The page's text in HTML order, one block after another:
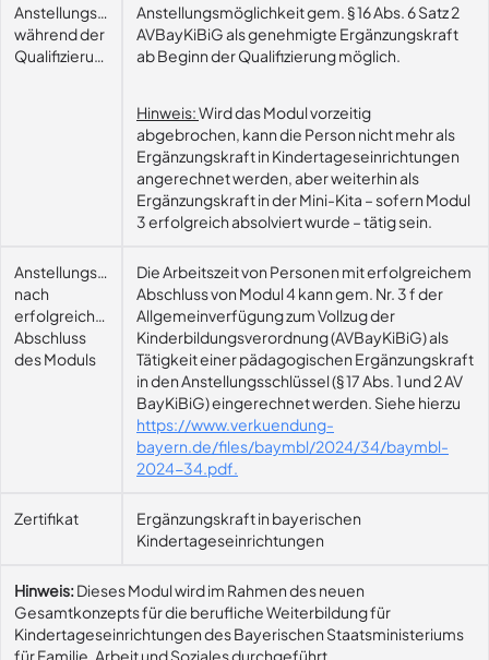
Anstellungsmöglichkeit
während der
Qualifizierung
Anstellungsmöglichkeit gem. § 16 Abs. 6 Satz 2
AVBayKiBiG als genehmigte Ergänzungskraft
ab Beginn der Qualifizierung möglich.
Hinweis:Wird das Modul vorzeitig
abgebrochen, kann die Person nicht mehr als
Ergänzungskraft in Kindertageseinrichtungen
angerechnet werden, aber weiterhin als
Ergänzungskraft in der Mini-Kita – sofern Modul
3 erfolgreich absolviert wurde – tätig sein.
Anstellungsmöglichkeit
nach
erfolgreichem
Abschluss
des Moduls
Die Arbeitszeit von Personen mit erfolgreichem
Abschluss von Modul 4 kann gem. Nr. 3 f der
Allgemeinverfügung zum Vollzug der
Kinderbildungsverordnung (AVBayKiBiG) als
Tätigkeit einer pädagogischen Ergänzungskraft
in den Anstellungsschlüssel (§ 17 Abs. 1 und 2 AV
BayKiBiG) eingerechnet werden. Siehe hierzu
https://www.verkuendung-
bayern.de/files/baymbl/2024/34/baymbl-
2024-34.pdf.
Zertifikat
Ergänzungskraft in bayerischen
Kindertageseinrichtungen
Hinweis:Dieses Modul wird im Rahmen des neuen
Gesamtkonzepts für die berufliche Weiterbildung für
Kindertageseinrichtungen des Bayerischen Staatsministeriums
für Familie, Arbeit und Soziales durchgeführt.